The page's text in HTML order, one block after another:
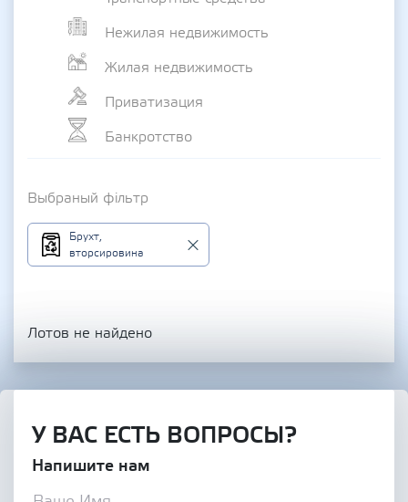
Нежилая недвижимость
Жилая недвижимость
Приватизация
Банкротство
Выбраный фільтр
Брухт,
вторсировина
Лотов не найдено
У ВАС ЕСТЬ ВОПРОСЫ?
Напишите нам